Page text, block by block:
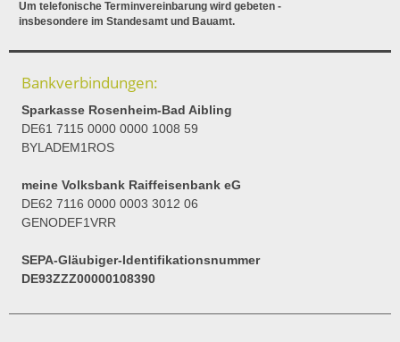
Um telefonische Terminvereinbarung wird gebeten -
insbesondere im Standesamt und Bauamt.
Bankverbindungen:
Sparkasse Rosenheim-Bad Aibling
DE61 7115 0000 0000 1008 59
BYLADEM1ROS
meine Volksbank Raiffeisenbank eG
DE62 7116 0000 0003 3012 06
GENODEF1VRR
SEPA-Gläubiger-Identifikationsnummer
DE93ZZZ00000108390